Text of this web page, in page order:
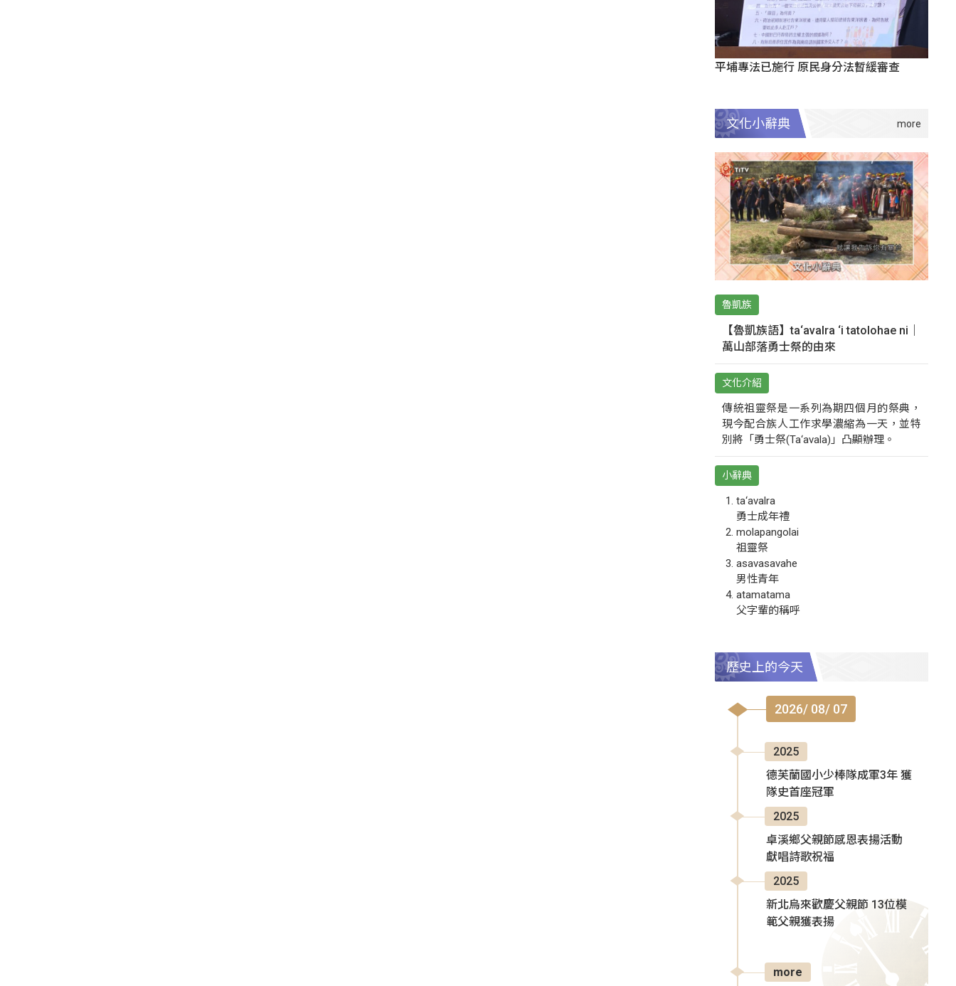
平埔專法已施行 原民身分法暫緩審查
文化小辭典
魯凱族
【魯凱族語】ta‘avalra ‘i tatolohae ni｜
萬山部落勇士祭的由來
文化介紹
傳統祖靈祭是一系列為期四個月的祭典，
現今配合族人工作求學濃縮為一天，並特
別將「勇士祭(Ta‘avala)」凸顯辦理。
小辭典
ta‘avalra
勇士成年禮
molapangolai
祖靈祭
asavasavahe
男性青年
atamatama
父字輩的稱呼
歷史上的今天
2026/ 08/ 07
2025
德芙蘭國小少棒隊成軍3年 獲
隊史首座冠軍
2025
卓溪鄉父親節感恩表揚活動
獻唱詩歌祝福
2025
新北烏來歡慶父親節 13位模
範父親獲表揚
more